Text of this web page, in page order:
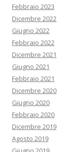
Febbraio 2023
Dicembre 2022
Giugno 2022
Febbraio 2022
Dicembre 2021
Giugno 2021
Febbraio 2021
Dicembre 2020
Giugno 2020
Febbraio 2020
Dicembre 2019
Agosto 2019